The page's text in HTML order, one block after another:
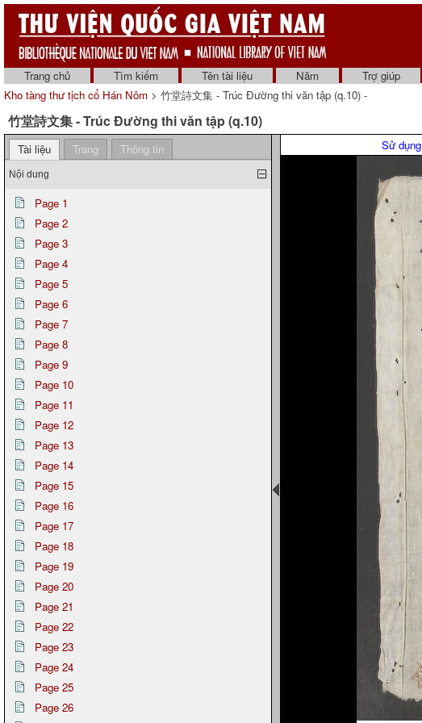
Trang chủ Tìm kiếm Tên tài liệu Năm
Trợ giúp
Kho tàng thư tịch cổ Hán Nôm > 竹堂詩文集 - Trúc Đường thi văn tập (q.10) -
竹堂詩文集 - Trúc Đường thi văn tập (q.10)
Tài liệu Trang Thông tin
Nội dung
Page 1
Page 2
Page 3
Page 4
Page 5
Page 6
Page 7
Page 8
Page 9
Page 10
Page 11
Page 12
Page 13
Page 14
Page 15
Page 16
Page 17
Page 18
Page 19
Page 20
Page 21
Page 22
Page 23
Page 24
Page 25
Page 26
Sử dụng